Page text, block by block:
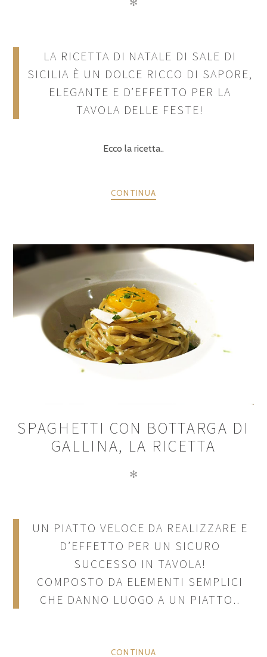
✻
LA RICETTA DI NATALE DI SALE DI
SICILIA È UN DOLCE RICCO DI SAPORE,
ELEGANTE E D’EFFETTO PER LA
TAVOLA DELLE FESTE!
Ecco la ricetta..
CONTINUA
SPAGHETTI CON BOTTARGA DI
GALLINA, LA RICETTA
✻
UN PIATTO VELOCE DA REALIZZARE E
D’EFFETTO PER UN SICURO
SUCCESSO IN TAVOLA!
COMPOSTO DA ELEMENTI SEMPLICI
CHE DANNO LUOGO A UN PIATTO..
CONTINUA